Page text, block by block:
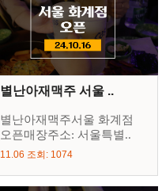
별난아재맥주 서울 ..
별난아재맥주서울 화계점
오픈매장주소: 서울특별..
11.06 조회: 1074